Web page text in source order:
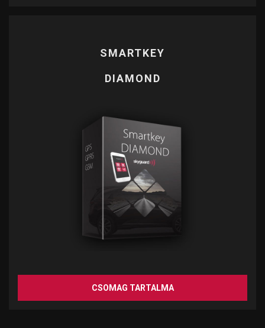
SMARTKEY
DIAMOND
CSOMAG TARTALMA
OBU CITY
EASY PARKING
CSOMAG TARTALMA